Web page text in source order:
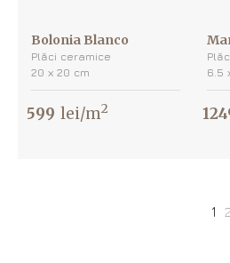
Bolonia Blanco
Plăci ceramice
20 х 20 cm
599 lei/m2
6.5
1 2